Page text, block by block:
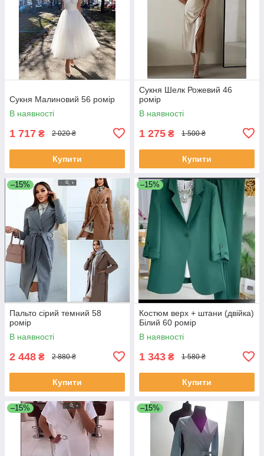
Сукня Малиновий 56 ромір
В наявності
1 717 ₴ 2 020 ₴
Купити
Сукня Шелк Рожевий 46
ромір
В наявності
1 275 ₴ 1 500 ₴
Купити
–15%
Пальто сірий темний 58
ромір
В наявності
2 448 ₴ 2 880 ₴
Купити
–15%
Костюм верх + штани (двійка)
Білий 60 ромір
В наявності
1 343 ₴ 1 580 ₴
Купити
–15% –15%